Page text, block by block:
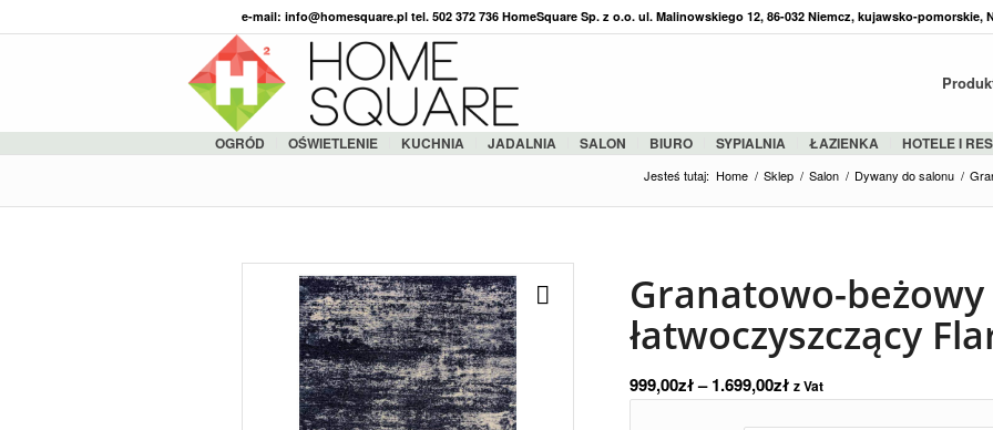
e-mail: info@homesquare.pl tel. 502 372 736 HomeSquare Sp. z o.o. ul. Malinowskiego 12, 86-032 Niemcz, kujawsko-pomorskie,
OGRÓD OŚWIETLENIE KUCHNIA JADALNIA SALON BIURO SYPIALNIA ŁAZIENKA HOTELE I
Jesteś tutaj: Home / Sklep / Salon / Dywany do salonu /
Granatowo-
łatwoczyszczący
999,00zł–1.699,00zł z Vat